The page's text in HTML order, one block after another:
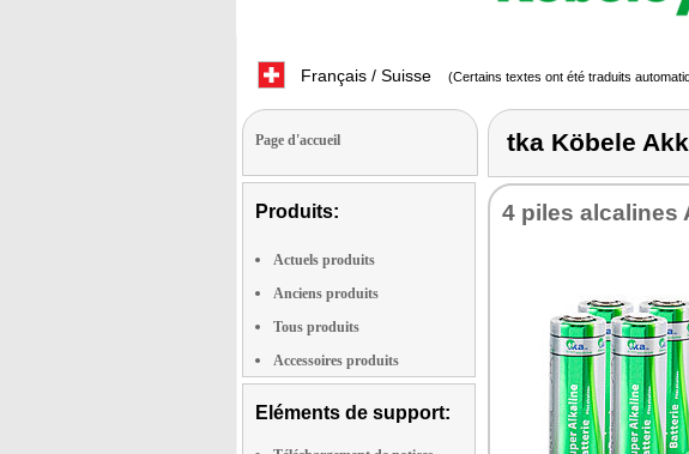
Français / Suisse (Certains textes ont été traduits
Page d'accueil
Produits:
Actuels produits
Anciens produits
Tous produits
Accessoires produits
Eléments de support:
tka Köbele
4 piles alcalines